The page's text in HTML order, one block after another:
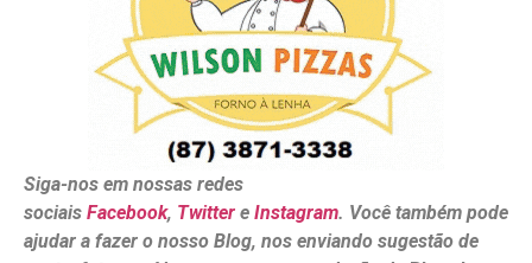
Siga-nos em nossas redes
sociais Facebook, Twitter e Instagram. Você também pode
ajudar a fazer o nosso Blog, nos enviando sugestão de